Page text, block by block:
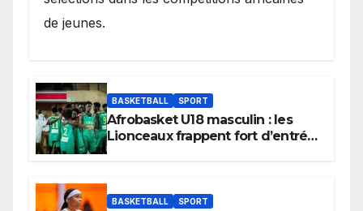
de jeunes.
BASKETBALL SPORT
Afrobasket U18 masculin : les
Lionceaux frappent fort d’entrée
BASKETBALL SPORT